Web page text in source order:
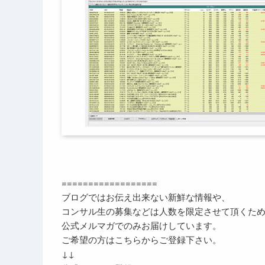
==================
ブログではお伝え出来ない新鮮な情報や、
コンサル生の募集などは人数を限定させて頂くため
公式メルマガでのみお届けしています。
ご希望の方はこちらからご登録下さい。
↓↓